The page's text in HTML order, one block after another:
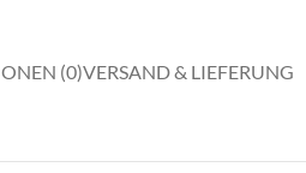
(0)VERSAND & LIEFERUNG